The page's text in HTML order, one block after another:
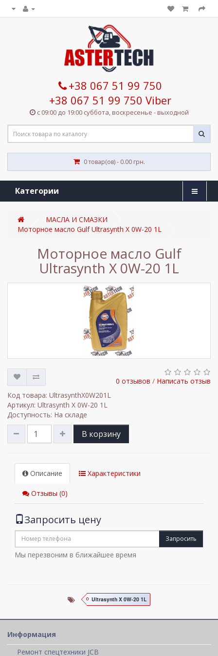
+38 067 51 99 750
+38 067 51 99 750 Viber
с 09:00 до 19:00 суббота, воскресенье - выходной
0 товар(ов) - 0.00 грн.
Категории
МАСЛА И СМАЗКИ
Моторное масло Gulf Ultrasynth X 0W-20 1L
Моторное масло Gulf
Ultrasynth X 0W-20 1L
0 отзывов / Написать отзыв
Код товара: UltrasynthX0W201L
Артикул: Ultrasynth X 0W-20 1L
Доступность: На складе
В корзину
Описание Характеристики
Отзывы (0)
Запросить цену
Запросить
Мы перезвоним в ближайшее время
Ultrasynth X 0W-20 1L
Информация
Ремонт спецтехники JCB